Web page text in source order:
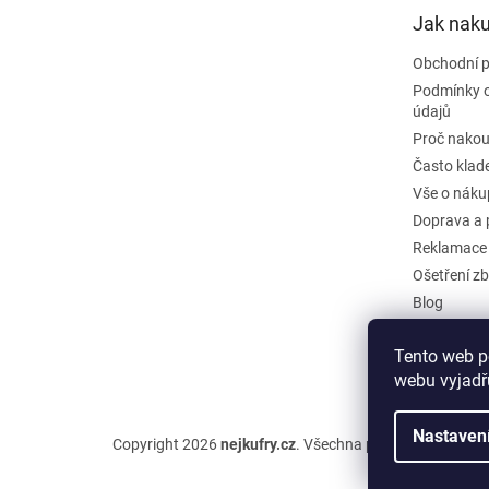
Tento web
webu
Jak
Obchodní
Podmínky
údajů
Proč
Často
Vše o
Doprava a
Reklamace
Ošetření
Blog
Odstoupit
Copyright 2026nejkufry.cz. Všechna práva vyhrazena.